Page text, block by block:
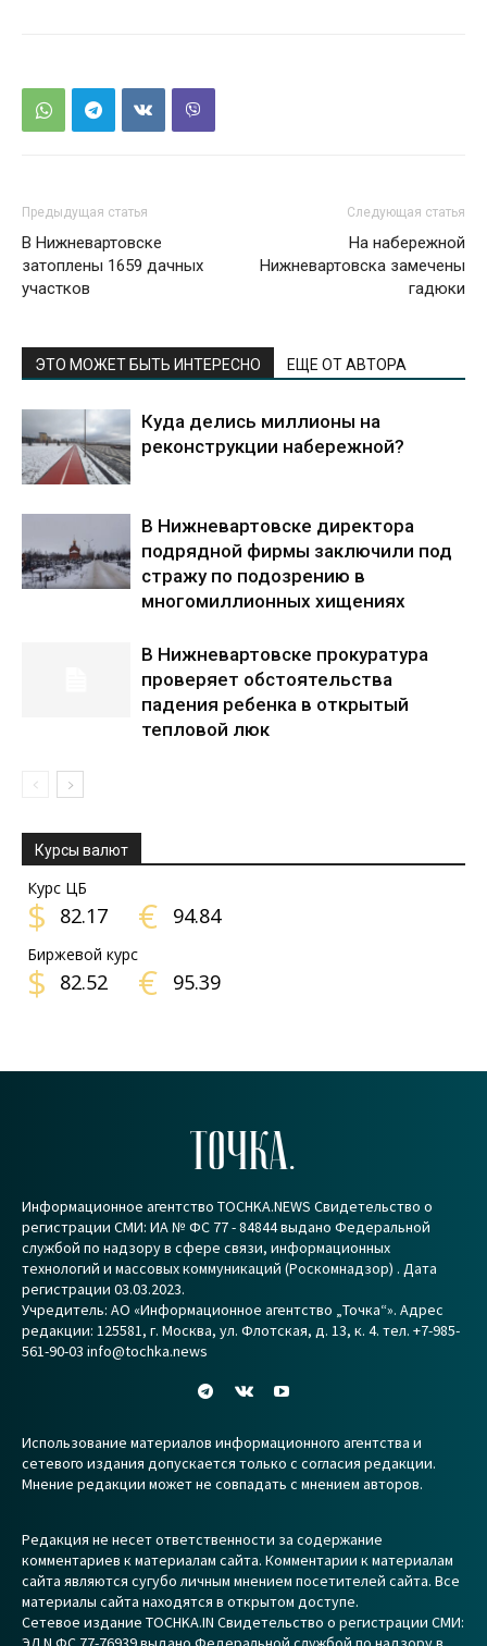
Предыдущая статья
В Нижневартовске
затоплены 1659 дачных
участков
Следующая статья
На набережной
Нижневартовска замечены
гадюки
ЭТО МОЖЕТ БЫТЬ ИНТЕРЕСНО ЕЩЕ ОТ АВТОРА
Куда делись миллионы на
реконструкции набережной?
В Нижневартовске директора
подрядной фирмы заключили под
стражу по подозрению в
многомиллионных хищениях
В Нижневартовске прокуратура
проверяет обстоятельства
падения ребенка в открытый
тепловой люк
Курсы валют
Курс ЦБ
$ 82.17 € 94.84
Биржевой курс
$ 82.52 € 95.39
ТОЧКА.
Информационное агентство TOCHKA.NEWS Свидетельство о
регистрации СМИ: ИА № ФС 77 - 84844 выдано Федеральной
службой по надзору в сфере связи, информационных
технологий и массовых коммуникаций (Роскомнадзор) . Дата
регистрации 03.03.2023.
Учредитель: АО «Информационное агентство „Точка“». Адрес
редакции: 125581, г. Москва, ул. Флотская, д. 13, к. 4. тел. +7-985-
561-90-03 info@tochka.news
Использование материалов информационного агентства и
сетевого издания допускается только с согласия редакции.
Мнение редакции может не совпадать с мнением авторов.
Редакция не несет ответственности за содержание
комментариев к материалам сайта. Комментарии к материалам
сайта являются сугубо личным мнением посетителей сайта. Все
материалы сайта находятся в открытом доступе.
Сетевое издание TOCHKA.IN Свидетельство о регистрации СМИ: